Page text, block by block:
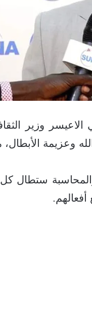
وزير
وعزيمة الأبطال،
ستطال